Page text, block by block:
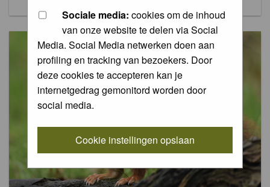
Sociale media: cookies om de inhoud
van onze website te delen via Social
Media. Social Media netwerken doen aan
profiling en tracking van bezoekers. Door
deze cookies te accepteren kan je
internetgedrag gemonitord worden door
social media.
Cookie instellingen opslaan